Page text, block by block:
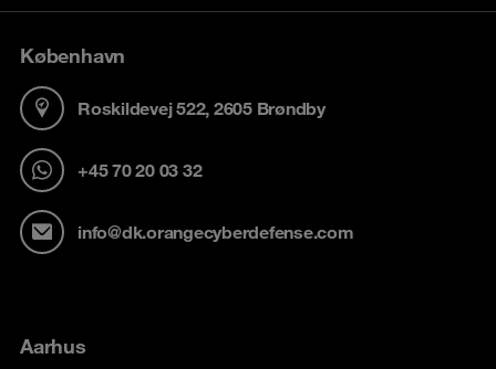
København
Roskildevej 522, 2605 Brøndby
+45 70 20 03 32
info@dk.orangecyberdefense.com
Aarhus